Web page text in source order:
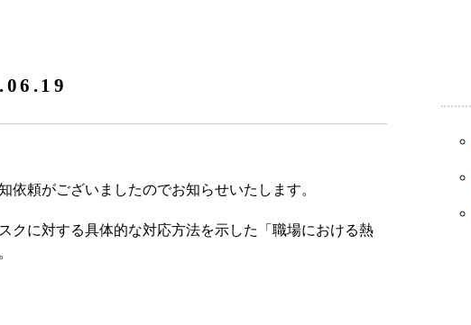
頼がございましたのでお知らせいたします。
クに対する具体的な対応方法を示した「職場における熱